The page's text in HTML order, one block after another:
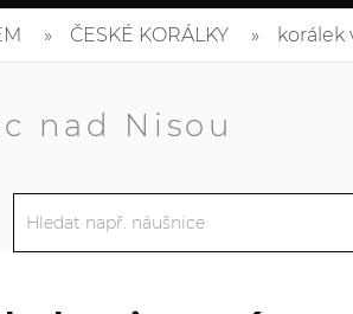
ČESKÉ KORÁLKY korálek
nad Nisou